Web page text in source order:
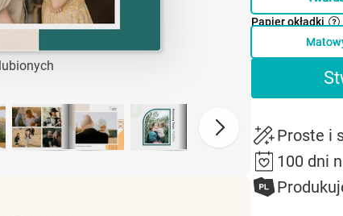
Papier okładki
Proste i
100 dni